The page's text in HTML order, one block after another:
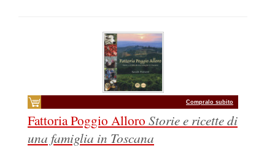
Compralo subito
Fattoria Poggio Alloro Storie e ricette di
una famiglia in Toscana